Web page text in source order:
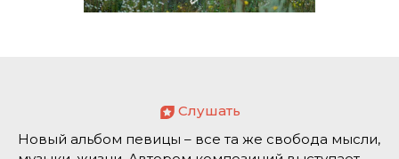
Слушать
Новый альбом певицы – все та же свобода мысли,